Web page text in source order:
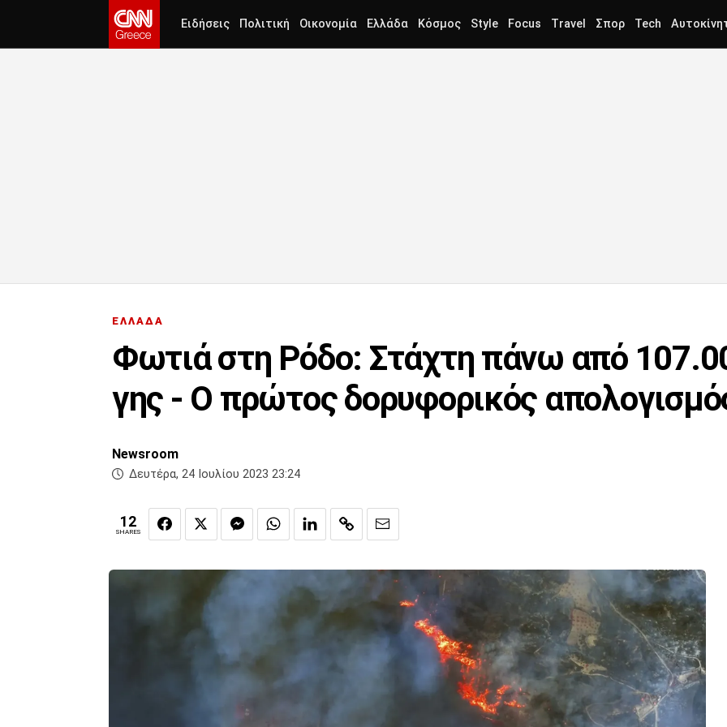
Ειδήσεις Πολιτική Οικονομία Ελλάδα Κόσμος Style Focus Travel Σπορ Tech
ΕΛΛΑΔΑ
Φωτιά στη Ρόδο: Στάχτη πάνω από
γης - Ο πρώτος δορυφορικός
Newsroom
Δευτέρα, 24 Ιουλίου 2023 23:24
12
SHARES